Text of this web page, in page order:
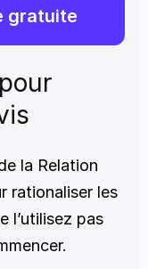
gratuite
la Relation
rationaliser les
l’utilisez pas